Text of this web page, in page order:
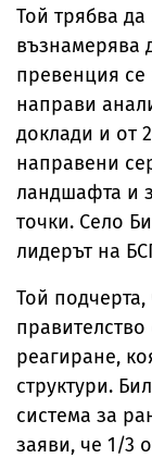
Той трябва
възнамерява
превенция се
направи
доклади и от
направени
ландшафта и
точки. Село
лидерът на
Той
реагиране,
структури.
система за
заяви, че 1/3